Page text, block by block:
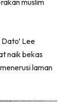
Lee
naik bekas
laman